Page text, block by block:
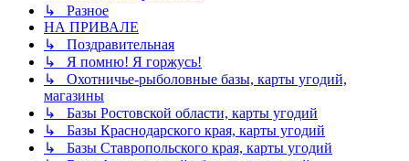
↳ Разное
НА ПРИВАЛЕ
↳ Поздравительная
↳ Я помню! Я горжусь!
↳ Охотничье-рыболовные базы, карты угодий,
магазины
↳ Базы Ростовской области, карты угодий
↳ Базы Краснодарского края, карты угодий
↳ Базы Ставропольского края, карты угодий